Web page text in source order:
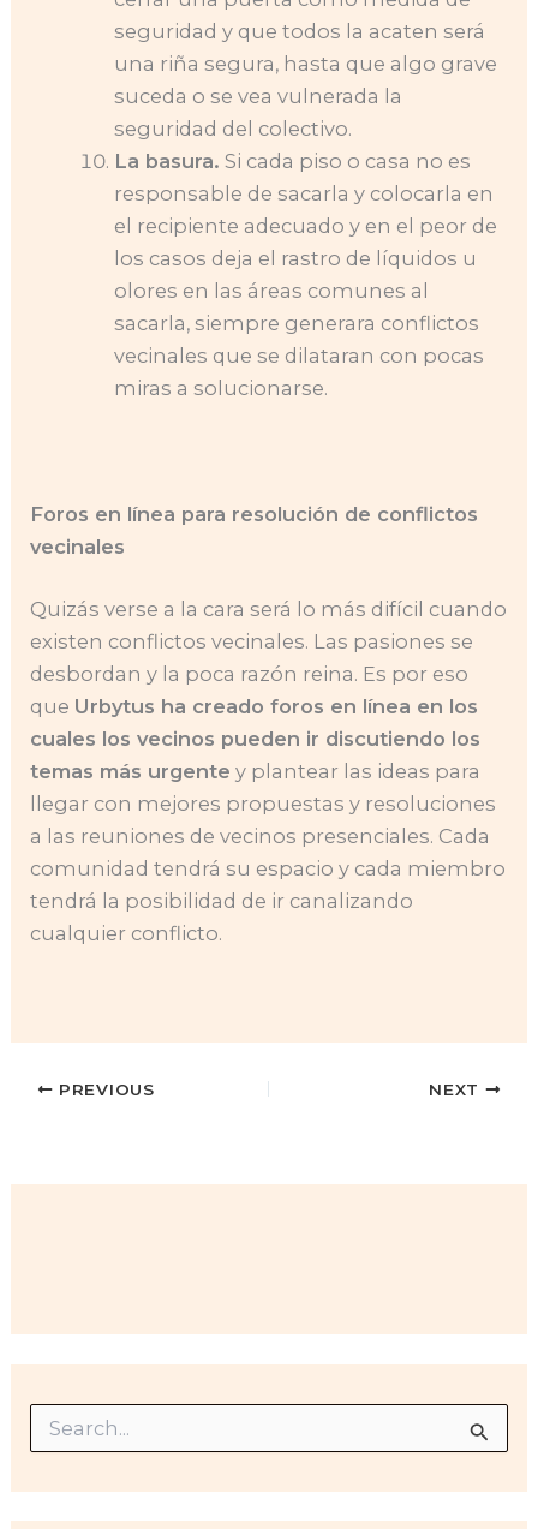
seguridad y que todos la acaten será
una riña segura, hasta que algo grave
suceda o se vea vulnerada la
seguridad del colectivo.
La basura. Si cada piso o casa no es
responsable de sacarla y colocarla en
el recipiente adecuado y en el peor de
los casos deja el rastro de líquidos u
olores en las áreas comunes al
sacarla, siempre generara conflictos
vecinales que se dilataran con pocas
miras a solucionarse.
Foros en línea para resolución de conflictos
vecinales
Quizás verse a la cara será lo más difícil cuando
existen conflictos vecinales. Las pasiones se
desbordan y la poca razón reina. Es por eso
que Urbytus ha creado foros en línea en los
cuales los vecinos pueden ir discutiendo los
temas más urgente y plantear las ideas para
llegar con mejores propuestas y resoluciones
a las reuniones de vecinos presenciales. Cada
comunidad tendrá su espacio y cada miembro
tendrá la posibilidad de ir canalizando
cualquier conflicto.
PREVIOUS NEXT
r